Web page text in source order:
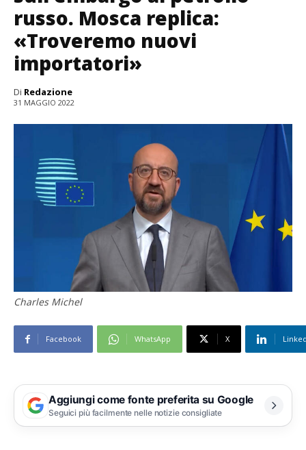
russo. Mosca replica:
«Troveremo nuovi
importatori»
Di Redazione
31 MAGGIO 2022
Charles Michel
Facebook WhatsApp X
Aggiungi come fonte preferita su Google
Seguici più facilmente nelle notizie consigliate